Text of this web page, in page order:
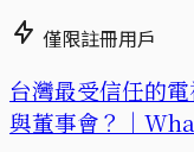
僅限註冊用戶
台灣最受信任的
與董事會？｜